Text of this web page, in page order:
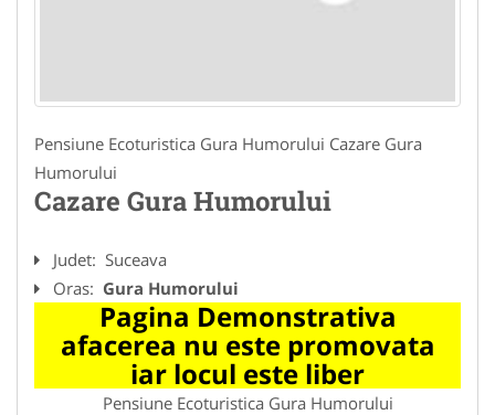
Pensiune Ecoturistica Gura Humorului Cazare Gura
Humorului
Cazare Gura Humorului
Judet: Suceava
Oras: Gura Humorului
Pagina Demonstrativa
afacerea nu este promovata
iar locul este liber
Pensiune Ecoturistica Gura Humorului